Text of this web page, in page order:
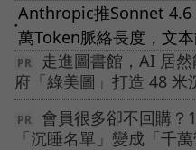
●
Anthropic推Sonnet 4.6
萬Token脈絡長度，文
走進圖書館，AI 居
府「綠美圖」打造 48 米
會員很多卻不回購？
「沉睡名單」變成「千